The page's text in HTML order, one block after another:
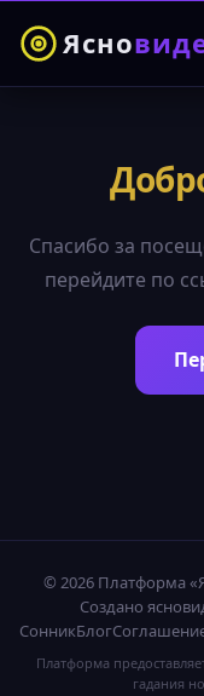
Ясно
Спасибо за
перейдите по
© 2026 Платформа
Создано
СонникБлог
Платформа
гадания